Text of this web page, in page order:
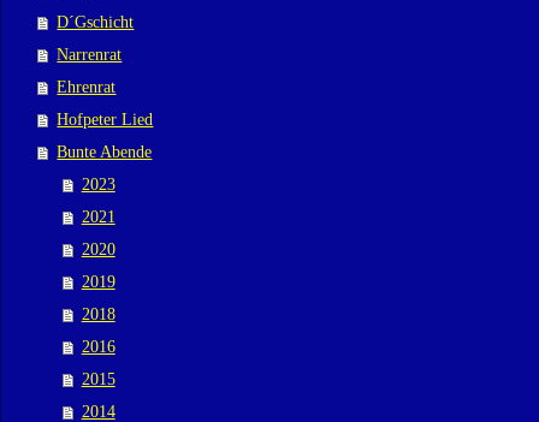
D´Gschicht
Narrenrat
Ehrenrat
Hofpeter Lied
Bunte Abende
2023
2021
2020
2019
2018
2016
2015
2014